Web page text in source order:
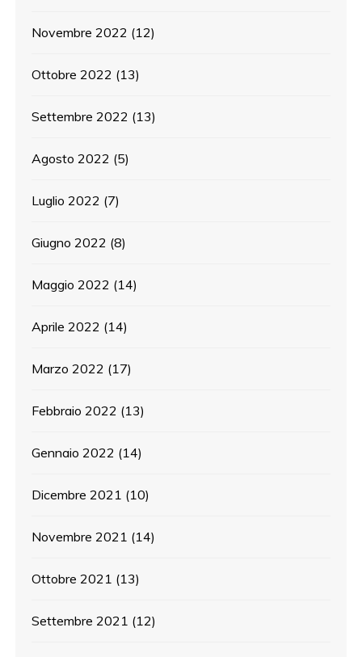
Novembre 2022 (12)
Ottobre 2022 (13)
Settembre 2022 (13)
Agosto 2022 (5)
Luglio 2022 (7)
Giugno 2022 (8)
Maggio 2022 (14)
Aprile 2022 (14)
Marzo 2022 (17)
Febbraio 2022 (13)
Gennaio 2022 (14)
Dicembre 2021 (10)
Novembre 2021 (14)
Ottobre 2021 (13)
Settembre 2021 (12)